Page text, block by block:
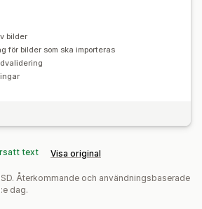
bilder
för bilder som ska importeras
text Visa original
Återkommande och användningsbaserade
dag.